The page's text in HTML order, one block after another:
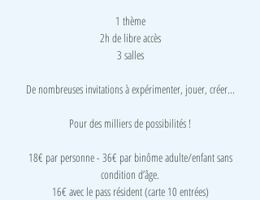
1 thème
2h de libre accès
3 salles
De nombreuses invitations à expérimenter, jouer, créer...
Pour des milliers de possibilités !
18€ par personne - 36€ par binôme adulte/enfant sans
condition d’âge.
16€ avec le pass résident (carte 10 entrées)